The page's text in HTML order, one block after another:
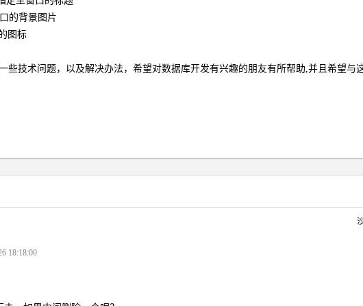
的背景图片
图标
些技术问题，以及解决办法，希望对数据库开发有兴趣的朋友有所帮助,并且希望与
18:18:00